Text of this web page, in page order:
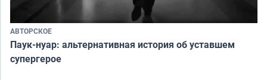
АВТОРСКОЕ
Паук-нуар: альтернативная история об уставшем
супергерое